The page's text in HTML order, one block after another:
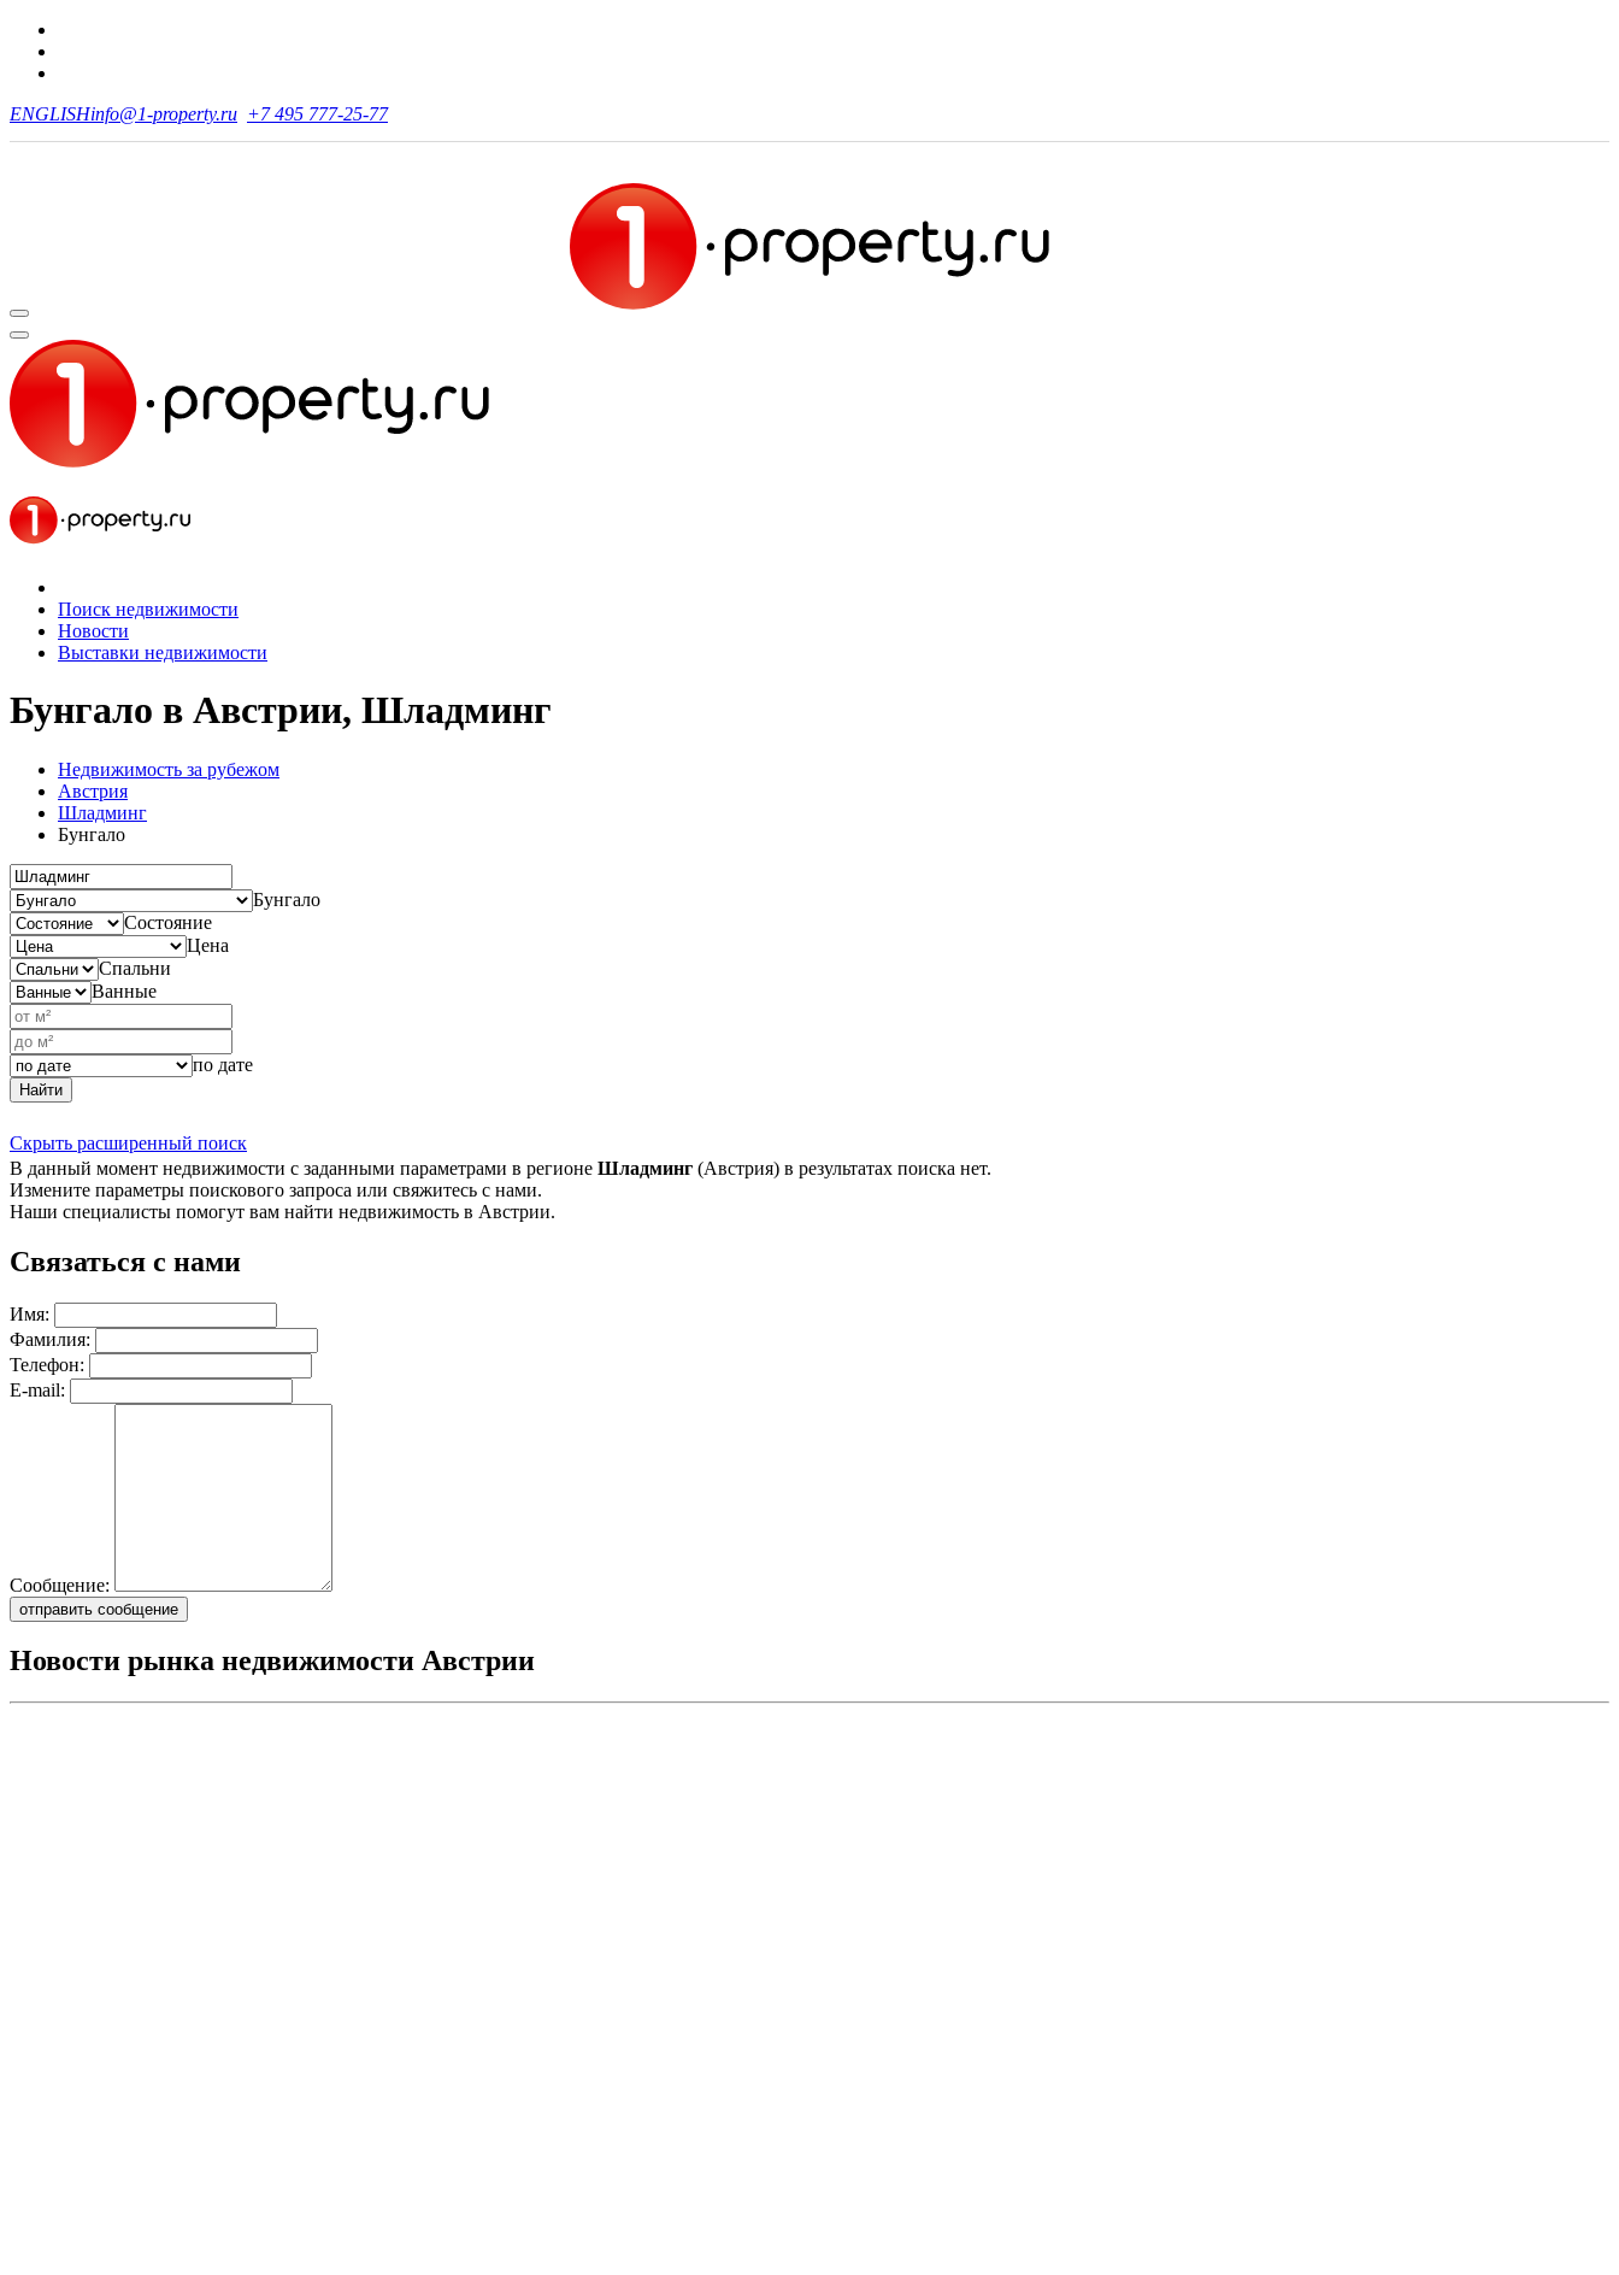
ENGLISHinfo@1-property.ru +7 495 777-25-77
Поиск недвижимости
Новости
Выставки недвижимости
Бунгало в Австрии, Шладминг
Недвижимость за рубежом
Австрия
Шладминг
Бунгало
Бунгало
Состояние
Цена
Спальни
Ванные
по дате
Найти
Скрыть расширенный поиск
В данный момент недвижимости с заданными параметрами в регионе Шладминг (Австрия) в результатах поиска нет.
Измените параметры поискового запроса или свяжитесь с нами.
Наши специалисты помогут вам найти недвижимость в Австрии.
Связаться с нами
Имя:
Фамилия:
Телефон:
E-mail:
Сообщение:
отправить сообщение
Новости рынка недвижимости Австрии